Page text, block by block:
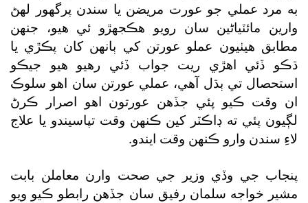
به مرد عملي جو عورت مريضن يا سندن پرگھور لهڻ
وارين مائٽياڻين سان رويو هڪجهڙو ئي هيو، جنهن
مطابق هيٺيون عملو عورتن کي ٻانهن کان پڪڙي يا
ڌڪو ڏئي اهڙي ريت جواب ڏئي رهيو هيو جيڪو
استحصال تي ٻڌل آهي، عملي عورتن سان اهو سلوڪ
ان وقت ڪيو پئي جڏهن عورتون اهو اصرار ڪرڻ
لڳيون پئي ته ڊاڪٽر کين ڪنهن وقت تپاسيندو يا علاج
لاءِ سندن وارو ڪنهن وقت ايندو.
پنجاب جي وڏي وزير جي صحت وارن معاملن بابت
مشير خواجه سلمان رفيق سان جڏهن رابطو ڪيو ويو